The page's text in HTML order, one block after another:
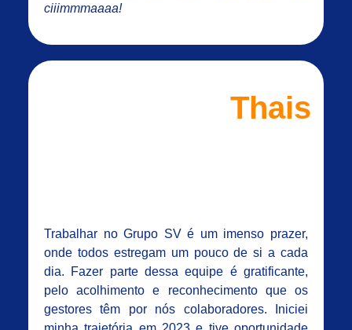
ciiimmmaaaa!
Thais
Trabalhar no Grupo SV é um imenso prazer,
onde todos estregam um pouco de si a cada
dia. Fazer parte dessa equipe é gratificante,
pelo acolhimento e reconhecimento que os
gestores têm por nós colaboradores. Iniciei